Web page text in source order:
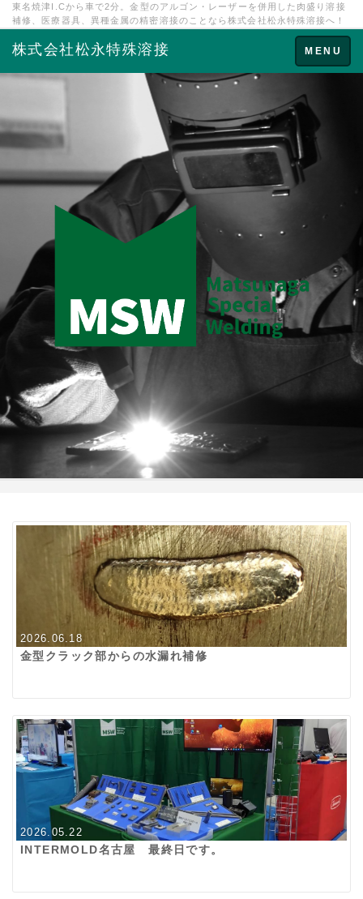
東名焼津I.Cから車で2分。金型のアルゴン・レーザーを併用した肉盛り溶接
補修、医療器具、異種金属の精密溶接のことなら株式会社松永特殊溶接へ！
Toggle
navigation
MENU
株式会社松永特殊溶接
2026.06.18
金型クラック部からの水漏れ補修
2026.05.22
INTERMOLD名古屋 最終日です。